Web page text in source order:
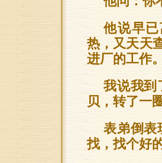
他说早
热，又天天
进厂的工作
我说我到
贝，转了一
表弟倒表
找，找个好